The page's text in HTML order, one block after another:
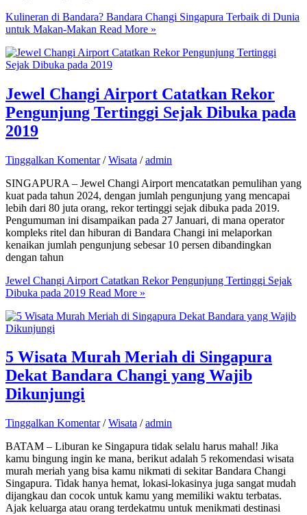
Kulineran di Bandara? Bandara Changi Singapura Terbaik di Dunia
untuk Makan-Makan Read More »
Jewel Changi Airport Catatkan Rekor
Pengunjung Tertinggi Sejak Dibuka pada
2019
Tinggalkan Komentar /Wisata /admin
SINGAPURA – Jewel Changi Airport mencatatkan pemulihan yang
kuat pada tahun 2024, dengan jumlah pengunjung yang mencapai
lebih dari 80 juta orang, rekor tertinggi sejak dibuka pada 2019.
Pengumuman ini disampaikan pada 27 Januari, di mana operator
kompleks ritel dan hiburan di Bandara Changi ini melaporkan
kenaikan jumlah pengunjung sebesar 10 persen dibandingkan
dengan tahun
Jewel Changi Airport Catatkan Rekor Pengunjung Tertinggi Sejak
Dibuka pada 2019 Read More »
5 Wisata Murah Meriah di Singapura
Dekat Bandara Changi yang Wajib
Dikunjungi
Tinggalkan Komentar /Wisata /admin
BATAM – Liburan ke Singapura tidak selalu harus mahal! Jika
kamu bingung ingin ke mana, berikut adalah 5 rekomendasi wisata
murah meriah yang bisa kamu nikmati di sekitar Bandara Changi
Singapura. Tidak hanya hemat, lokasi-lokasinya juga sangat mudah
dijangkau dan cocok untuk kamu yang memiliki waktu terbatas.
Ajak keluarga atau orang terdekatmu untuk menikmati destinasi